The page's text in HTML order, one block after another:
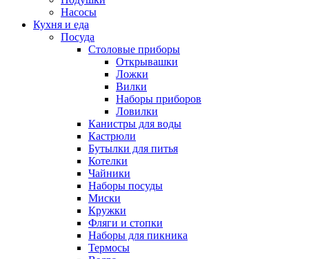
Насосы
Кухня и еда
Посуда
Столовые приборы
Открывашки
Ложки
Вилки
Наборы приборов
Ловилки
Канистры для воды
Кастрюли
Бутылки для питья
Котелки
Чайники
Наборы посуды
Миски
Кружки
Фляги и стопки
Наборы для пикника
Термосы